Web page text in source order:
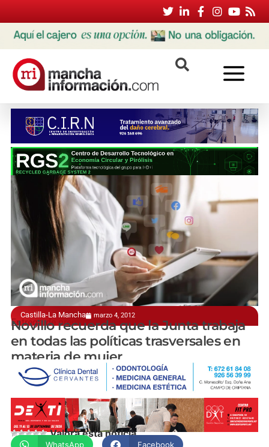
Castilla-La Mancha marzo 4, 2012
Entrega de premios de natación
Novillo recuerda que la Junta trabaja
en todas las políticas trasversales en
materia de mujer
manchainformacion.com
Valora esta noticia
WhatsApp Facebook